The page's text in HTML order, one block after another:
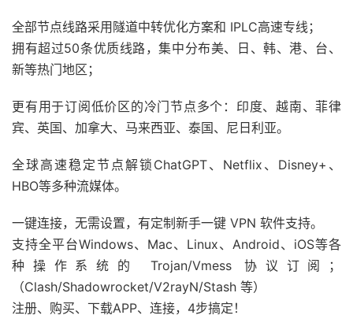
全部节点线路采用隧道中转优化方案和 IPLC高速专线；
拥有超过50条优质线路，集中分布美、日、韩、港、台、
新等热门地区；
更有用于订阅低价区的冷门节点多个：印度、越南、菲律
宾、英国、加拿大、马来西亚、泰国、尼日利亚。
全球高速稳定节点解锁ChatGPT、Netflix、Disney+、
HBO等多种流媒体。
一键连接，无需设置，有定制新手一键 VPN 软件支持。
支持全平台Windows、Mac、Linux、Android、iOS等各
种操作系统的 Trojan/Vmess 协议订阅；
（Clash/Shadowrocket/V2rayN/Stash 等）
注册、购买、下载APP、连接，4步搞定！